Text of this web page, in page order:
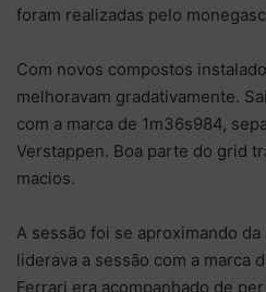
foram realizadas pelo
Com novos compostos
melhoravam gradativamente.
com a marca de 1m36s984,
Verstappen. Boa parte do grid
macios.
A sessão foi se aproximando
liderava a sessão com a marca
Ferrari era acompanhado de